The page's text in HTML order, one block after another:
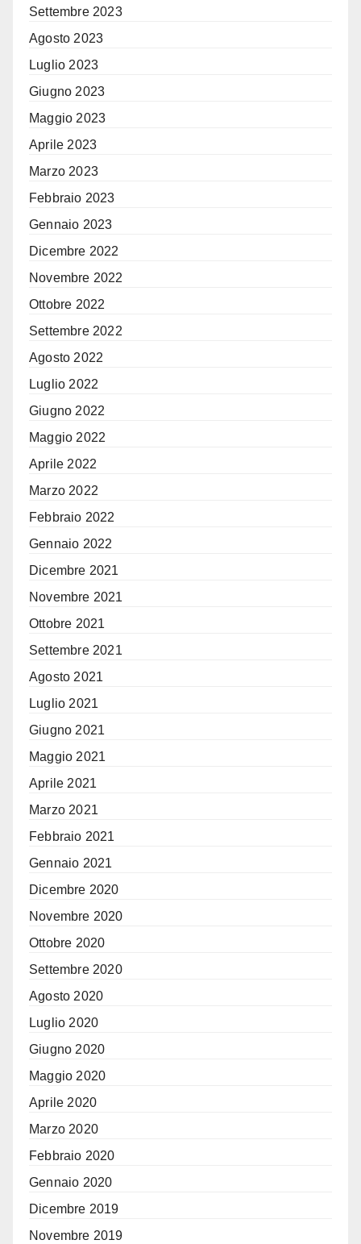
Settembre 2023
Agosto 2023
Luglio 2023
Giugno 2023
Maggio 2023
Aprile 2023
Marzo 2023
Febbraio 2023
Gennaio 2023
Dicembre 2022
Novembre 2022
Ottobre 2022
Settembre 2022
Agosto 2022
Luglio 2022
Giugno 2022
Maggio 2022
Aprile 2022
Marzo 2022
Febbraio 2022
Gennaio 2022
Dicembre 2021
Novembre 2021
Ottobre 2021
Settembre 2021
Agosto 2021
Luglio 2021
Giugno 2021
Maggio 2021
Aprile 2021
Marzo 2021
Febbraio 2021
Gennaio 2021
Dicembre 2020
Novembre 2020
Ottobre 2020
Settembre 2020
Agosto 2020
Luglio 2020
Giugno 2020
Maggio 2020
Aprile 2020
Marzo 2020
Febbraio 2020
Gennaio 2020
Dicembre 2019
Novembre 2019